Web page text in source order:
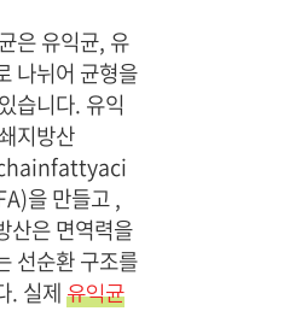
은 유익균, 유
나뉘어 균형을
습니다. 유익
지방산
을 만들고 ,
산은 면역력을
선순환 구조를
. 실제 유익균